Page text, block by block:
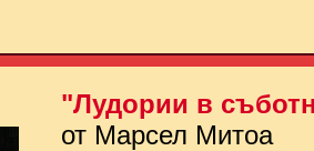
"Лудории в
от Марсел Митоа